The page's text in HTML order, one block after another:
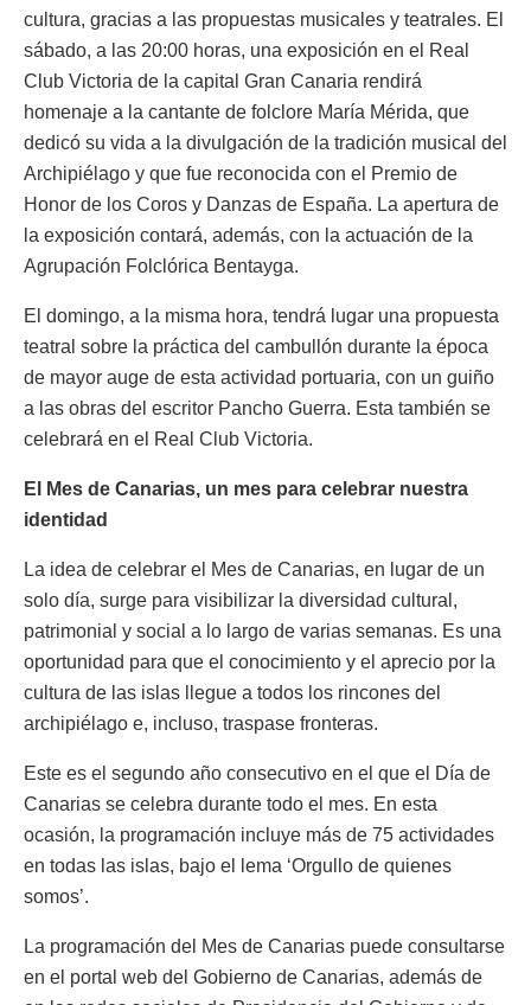
cultura, gracias a las propuestas musicales y teatrales. El
sábado, a las 20:00 horas, una exposición en el Real
Club Victoria de la capital Gran Canaria rendirá
homenaje a la cantante de folclore María Mérida, que
dedicó su vida a la divulgación de la tradición musical del
Archipiélago y que fue reconocida con el Premio de
Honor de los Coros y Danzas de España. La apertura de
la exposición contará, además, con la actuación de la
Agrupación Folclórica Bentayga.
El domingo, a la misma hora, tendrá lugar una propuesta
teatral sobre la práctica del cambullón durante la época
de mayor auge de esta actividad portuaria, con un guiño
a las obras del escritor Pancho Guerra. Esta también se
celebrará en el Real Club Victoria.
El Mes de Canarias, un mes para celebrar nuestra
identidad
La idea de celebrar el Mes de Canarias, en lugar de un
solo día, surge para visibilizar la diversidad cultural,
patrimonial y social a lo largo de varias semanas. Es una
oportunidad para que el conocimiento y el aprecio por la
cultura de las islas llegue a todos los rincones del
archipiélago e, incluso, traspase fronteras.
Este es el segundo año consecutivo en el que el Día de
Canarias se celebra durante todo el mes. En esta
ocasión, la programación incluye más de 75 actividades
en todas las islas, bajo el lema ‘Orgullo de quienes
somos’.
La programación del Mes de Canarias puede consultarse
en el portal web del Gobierno de Canarias, además de